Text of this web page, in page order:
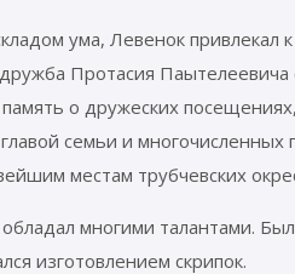
ума, Левенок привлекал
Протасия
о дружеских
семьи и
местам трубчевских
многими талантами.
изготовлением скрипок.